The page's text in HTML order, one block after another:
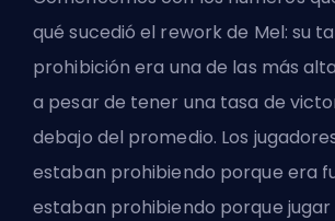
qué sucedió el rework de Mel: su
prohibición era una de las más
a pesar de tener una tasa de
debajo del promedio. Los
estaban prohibiendo porque era
estaban prohibiendo porque